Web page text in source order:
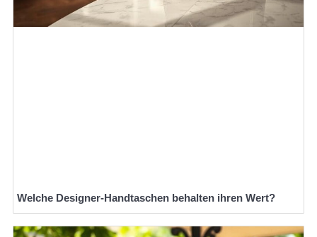
Welche Designer-Handtaschen behalten ihren Wert?